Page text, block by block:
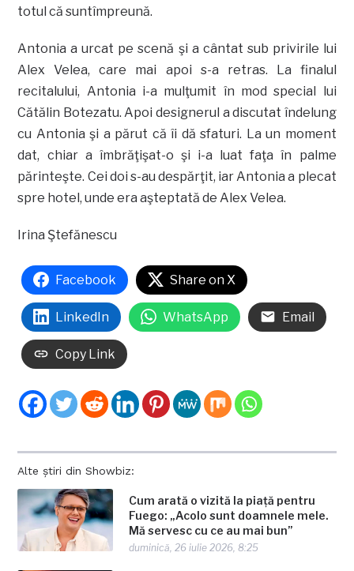
Alte știri din Showbiz:
Cum arată o vizită la piață pentru
Fuego: „Acolo sunt doamnele mele.
Mă servesc cu ce au mai bun”
duminică, 26 iulie 2026, 8:25
totul că suntîmpreună.
Antonia a urcat pe scenă şi a cântat sub privirile lui
Alex Velea, care mai apoi s-a retras. La finalul
recitalului, Antonia i-a mulţumit în mod special lui
Cătălin Botezatu. Apoi designerul a discutat îndelung
cu Antonia şi a părut că îi dă sfaturi. La un moment
dat, chiar a îmbrăţişat-o şi i-a luat faţa în palme
părinteşte. Cei doi s-au despărţit, iar Antonia a plecat
spre hotel, unde era aşteptată de Alex Velea.
Irina Ştefănescu
Facebook Share on X
LinkedIn WhatsApp Email
Copy Link